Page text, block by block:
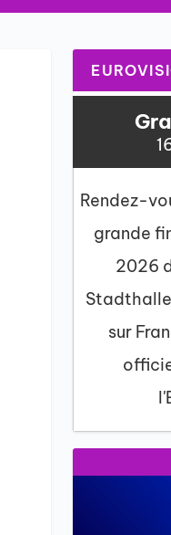
Rendez-
grande
2026
Stadthalle
sur